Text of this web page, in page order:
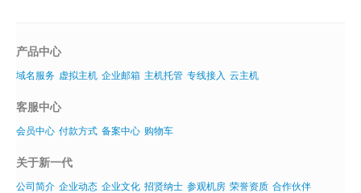
产品中心
域名服务 虚拟主机 企业邮箱 主机托管 专线接入 云主机
客服中心
会员中心 付款方式 备案中心 购物车
关于新一代
公司简介 企业动态 企业文化 招贤纳士 参观机房 荣誉资质 合作伙伴